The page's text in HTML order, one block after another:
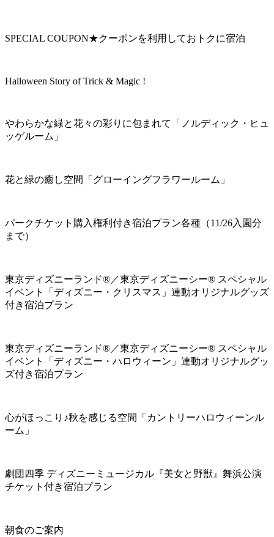
SPECIAL COUPON★クーポンを利用しておトクに宿泊
Halloween Story of Trick & Magic !
やわらかな緑と花々の彩りに包まれて「ノルディック・ヒュ
ッゲルーム」
花と緑の癒し空間「グローイングフラワールーム」
パークチケット購入権利付き宿泊プラン各種（11/26入園分
まで）
東京ディズニーランド®／東京ディズニーシー® スペシャル
イベント「ディズニー・クリスマス」連動オリジナルグッズ
付き宿泊プラン
東京ディズニーランド®／東京ディズニーシー® スペシャル
イベント「ディズニー・ハロウィーン」連動オリジナルグッ
ズ付き宿泊プラン
心がほっこり♪秋を感じる空間「カントリーハロウィーンル
ーム」
劇団四季 ディズニーミュージカル『美女と野獣』舞浜公演
チケット付き宿泊プラン
朝食のご案内